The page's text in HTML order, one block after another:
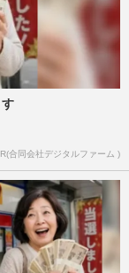
合同会社デジタルファーム )